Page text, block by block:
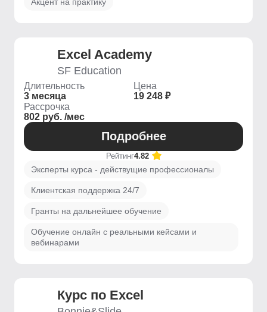
Excel Academy
SF Education
Длительность
3 месяца
Цена
19 248 ₽
Рассрочка
802 руб. /мес
Подробнее
Рейтинг4.82
Эксперты курса - действущие профессионалы
Клиентская поддержка 24/7
Гранты на дальнейшее обучение
Обучение онлайн с реальными кейсами и
вебинарами
Курс по Excel